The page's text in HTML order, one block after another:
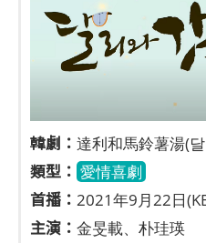
韓劇： 達利和馬鈴薯湯(
類型： 愛情喜劇
首播： 2021年9月22日
主演： 金旻載、朴珪瑛